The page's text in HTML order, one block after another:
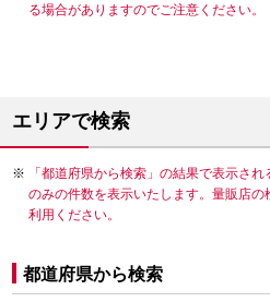
る場合がありますのでご注意ください。
エリアで検索
「都道府県から検索」の結果で表示さ
のみの件数を表示いたします。量販店
利用ください。
都道府県から検索